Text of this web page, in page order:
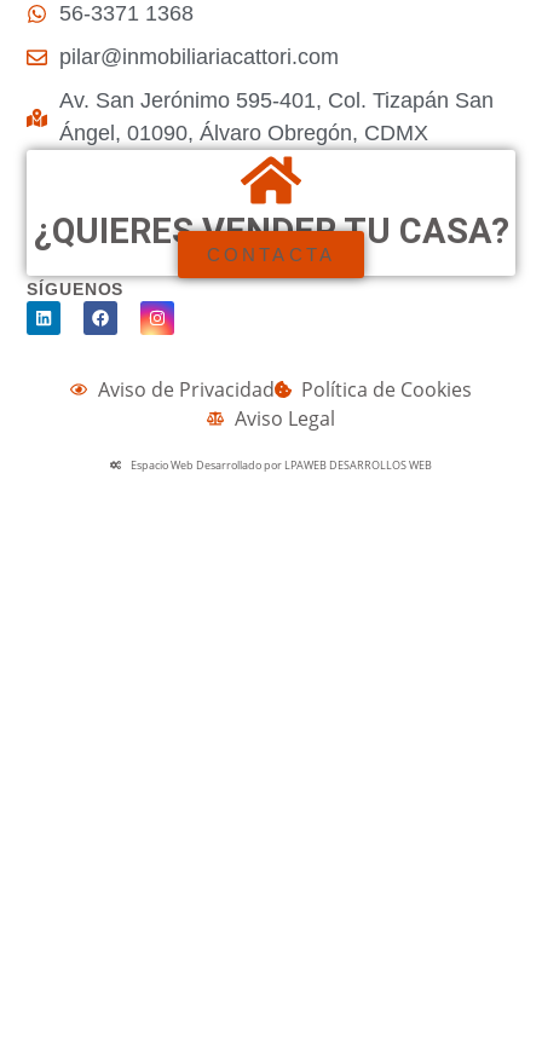
56-3371 1368
pilar@inmobiliariacattori.com
Av. San Jerónimo 595-401, Col. Tizapán San
Ángel, 01090, Álvaro Obregón, CDMX
¿QUIERES VENDER TU CASA?
CONTACTA
SÍGUENOS
Aviso de Privacidad
Política de Cookies
Aviso Legal
Espacio Web Desarrollado por LPAWEB DESARROLLOS WEB